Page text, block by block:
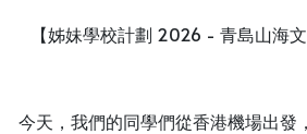
【姊妹學校計劃 2026 - 青島山海文
今天，我們的同學們從香港機場出發